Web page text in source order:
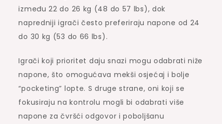
između 22 do 26 kg (48 do 57 lbs), dok
napredniji igrači često preferiraju napone od 24
do 30 kg (53 do 66 lbs).
Igrači koji prioritet daju snazi mogu odabrati niže
napone, što omogućava mekši osjećaj i bolje
“pocketing” lopte. S druge strane, oni koji se
fokusiraju na kontrolu mogli bi odabrati više
napone za čvršći odgovor i poboljšanu